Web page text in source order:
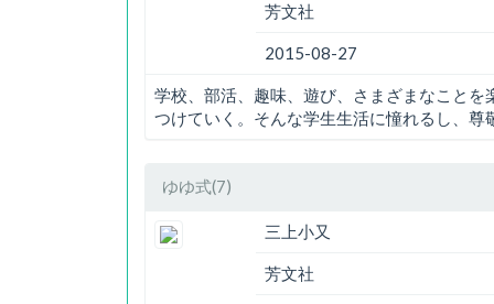
芳文社
2015-08-27
学校、部活、趣味、遊び、さまざまなこと
つけていく。そんな学生生活に憧れるし、尊
ゆゆ式(7)
三上小又
芳文社